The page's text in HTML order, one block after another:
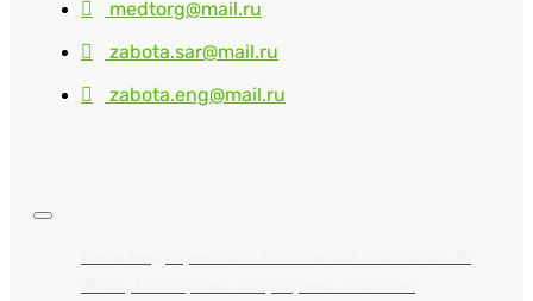
medtorg@mail.ru
zabota.sar@mail.ru
zabota.eng@mail.ru